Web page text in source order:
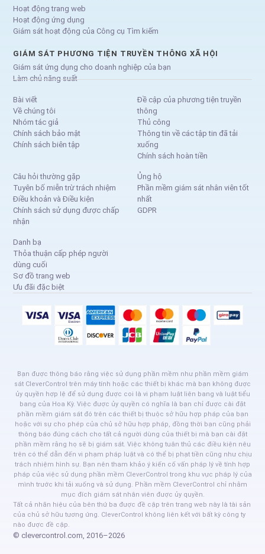
Hoạt động trang web
Hoạt động ứng dụng
Giám sát hoạt động của Công cụ Tìm kiếm
GIÁM SÁT PHƯƠNG TIỆN TRUYỀN THÔNG XÃ HỘI
Giám sát ứng dụng cho doanh nghiệp của bạn
Làm chủ năng suất
Bài viết
Về chúng tôi
Nhóm tác giả
Chính sách bảo mật
Chính sách biên tập
Đề cập của phương tiện truyền
thông
Thủ công
Thông tin về các tập tin đã tải
xuống
Chính sách hoàn tiền
Câu hỏi thường gặp
Tuyên bố miễn trừ trách nhiệm
Điều khoản và Điều kiện
Chính sách sử dụng được chấp
nhận
Ủng hộ
Phần mềm giám sát nhân viên tốt
nhất
GDPR
Danh bạ
Thỏa thuận cấp phép người
dùng cuối
Sơ đồ trang web
Ưu đãi đặc biệt
Bạn được thông báo rằng việc sử dụng phần mềm như phần mềm giám
sát CleverControl trên máy tính hoặc các thiết bị khác mà bạn không được
ủy quyền hợp lệ để sử dụng được coi là vi phạm luật liên bang và luật tiểu
bang của Hoa Kỳ. Việc được ủy quyền có nghĩa là bạn chỉ được cài đặt
phần mềm giám sát đó trên các thiết bị thuộc sở hữu hợp pháp của bạn
hoặc với sự cho phép của chủ sở hữu hợp pháp, đồng thời bạn cũng phải
thông báo đúng cách cho tất cả người dùng của thiết bị mà bạn cài đặt
phần mềm rằng họ sẽ bị giám sát. Việc không tuân thủ các điều kiện nêu
trên có thể dẫn đến vi phạm pháp luật và có thể bị phạt tiền cũng như chịu
trách nhiệm hình sự. Bạn nên tham khảo ý kiến cố vấn pháp lý về tính hợp
pháp của việc sử dụng phần mềm CleverControl trong khu vực pháp lý của
mình trước khi tải xuống và sử dụng. Phần mềm CleverControl chỉ nhằm
mục đích giám sát nhân viên được ủy quyền.
Tất cả nhãn hiệu của bên thứ ba được đề cập trên trang web này là tài sản
của chủ sở hữu tương ứng. CleverControl không liên kết với bất kỳ công ty
nào được đề cập.
© clevercontrol.com, 2016–2026